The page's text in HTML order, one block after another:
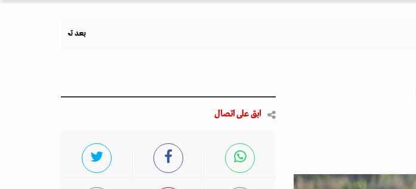
بعد تحذيرات أوروبية.. كيف يهدد نظام الغذاء والزراعة
ابق على اتصال